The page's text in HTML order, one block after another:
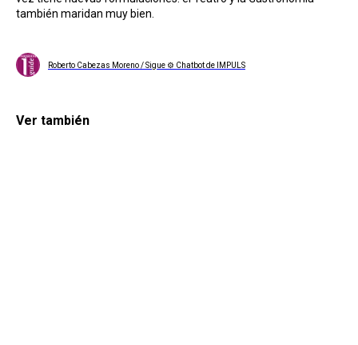
también maridan muy bien.
Roberto Cabezas Moreno / Sigue ⚙ Chatbot de IMPULS
Ver también